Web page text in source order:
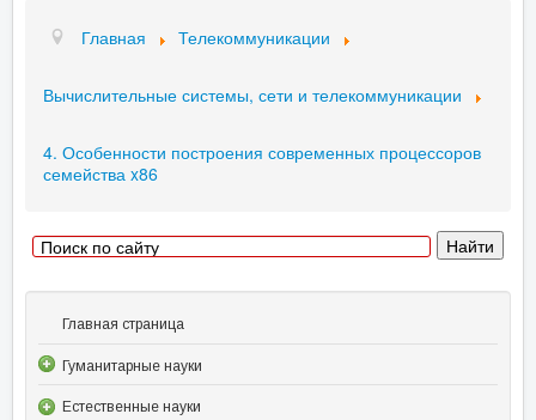
Главная Телекоммуникации
Вычислительные системы, сети и телекоммуникации
4. Особенности построения современных процессоров
семейства x86
Главная страница
Гуманитарные науки
Естественные науки